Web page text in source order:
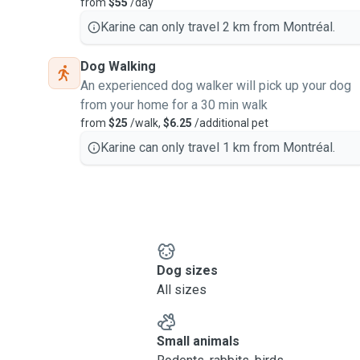
le matin, sur l'heure
types de chien avec des
vos chats, une à deux
chacune. Je peux
votre chat (chat
Mon logement est
clôturée. Mon
travail et nous adorons
Karine can only travel 2 km from Montréal.
Dog Walking
An experienced dog walker will pick up your dog
from your home for a 30 min walk
from $25 /walk, $6.25 /additional pet
Karine can only travel 1 km from Montréal.
Dog sizes
All sizes
Small animals